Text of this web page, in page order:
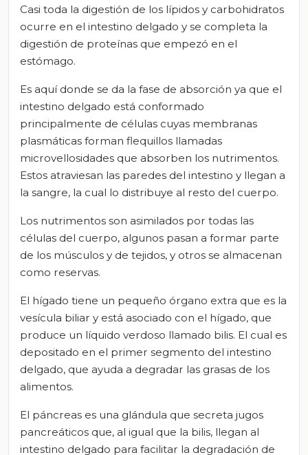
Casi toda la digestión de los lípidos y carbohidratos
ocurre en el intestino delgado y se completa la
digestión de proteínas que empezó en el
estómago.
Es aquí donde se da la fase de absorción ya que el
intestino delgado está conformado
principalmente de células cuyas membranas
plasmáticas forman flequillos llamadas
microvellosidades que absorben los nutrimentos.
Estos atraviesan las paredes del intestino y llegan a
la sangre, la cual lo distribuye al resto del cuerpo.
Los nutrimentos son asimilados por todas las
células del cuerpo, algunos pasan a formar parte
de los músculos y de tejidos, y otros se almacenan
como reservas.
El hígado tiene un pequeño órgano extra que es la
vesícula biliar y está asociado con el hígado, que
produce un líquido verdoso llamado bilis. El cual es
depositado en el primer segmento del intestino
delgado, que ayuda a degradar las grasas de los
alimentos.
El páncreas es una glándula que secreta jugos
pancreáticos que, al igual que la bilis, llegan al
intestino delgado para facilitar la degradación de